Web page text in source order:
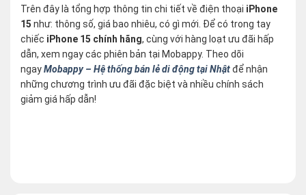
Trên đây là tổng hợp thông tin chi tiết về điện thoại iPhone
15 như: thông số, giá bao nhiêu, có gì mới. Để có trong tay
chiếc iPhone 15 chính hãng, cùng với hàng loạt ưu đãi hấp
dẫn, xem ngay các phiên bản tại Mobappy. Theo dõi
ngayMobappy – Hệ thống bán lẻ di động tại Nhậtđể nhận
những chương trình ưu đãi đặc biệt và nhiều chính sách
giảm giá hấp dẫn!